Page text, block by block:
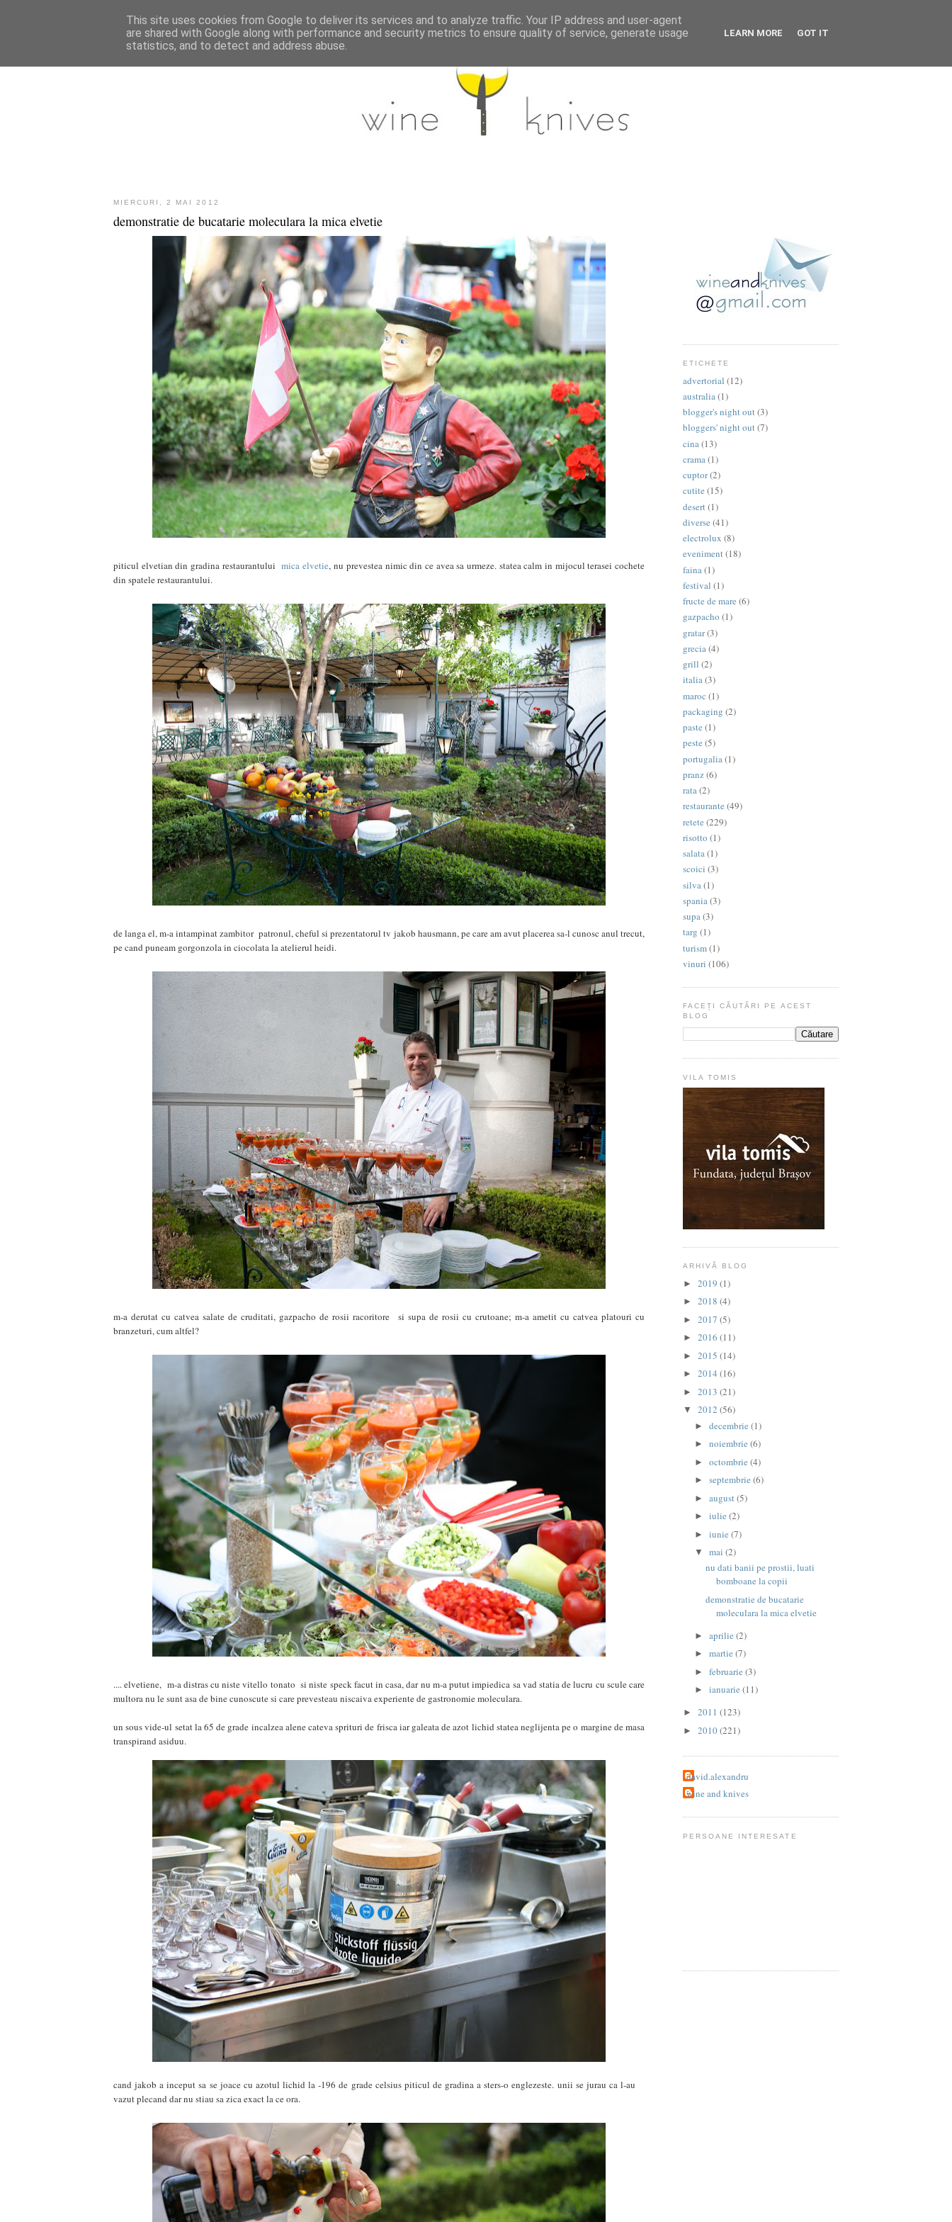
MIERCURI, 2 MAI 2012
demonstratie de bucatarie moleculara la mica elvetie
piticul elvetian din gradina restaurantului mica elvetie, nu prevestea nimic din ce avea sa urmeze. statea calm in mijocul terasei cochete
din spatele restaurantului.
de langa el, m-a intampinat zambitor patronul, cheful si prezentatorul tv jakob hausmann, pe care am avut placerea sa-l cunosc anul trecut,
pe cand puneam gorgonzola in ciocolata la atelierul heidi.
m-a derutat cu catvea salate de cruditati, gazpacho de rosii racoritore si supa de rosii cu crutoane; m-a ametit cu catvea platouri cu
branzeturi, cum altfel?
.... elvetiene, m-a distras cu niste vitello tonato si niste speck facut in casa, dar nu m-a putut impiedica sa vad statia de lucru cu scule care
multora nu le sunt asa de bine cunoscute si care prevesteau niscaiva experiente de gastronomie moleculara.
un sous vide-ul setat la 65 de grade incalzea alene cateva sprituri de frisca iar galeata de azot lichid statea neglijenta pe o margine de masa
transpirand asiduu.
cand jakob a inceput sa se joace cu azotul lichid la -196 de grade celsius piticul de gradina a sters-o englezeste. unii se jurau ca l-au
vazut plecand dar nu stiau sa zica exact la ce ora.
ETICHETE
advertorial (12)
australia(1)
blogger's night out(3)
bloggers' night out(7)
cina (13)
crama(1)
cuptor(2)
cutite (15)
desert (1)
diverse (41)
electrolux (8)
eveniment(18)
faina (1)
festival (1)
fructe de mare (6)
gazpacho (1)
gratar(3)
grecia(4)
grill (2)
italia(3)
maroc (1)
packaging (2)
paste (1)
peste (5)
portugalia (1)
pranz(6)
rata(2)
restaurante (49)
retete (229)
risotto (1)
salata(1)
scoici (3)
silva (1)
spania(3)
supa(3)
targ (1)
turism(1)
vinuri (106)
FACEȚI CĂUTĂRI PE ACEST
BLOG
VILA TOMIS
ARHIVĂ BLOG
► 2019 (1)
► 2018 (4)
► 2017 (5)
► 2016 (11)
► 2015 (14)
► 2014 (16)
► 2013 (21)
▼ 2012 (56)
► decembrie (1)
► noiembrie (6)
► octombrie (4)
► septembrie (6)
► august(5)
► iulie (2)
► iunie (7)
▼ mai (2)
nu dati banii pe prostii, luati
bomboane la copii
demonstratie de bucatarie
moleculara la mica elvetie
► aprilie (2)
► martie (7)
► februarie (3)
► ianuarie (11)
► 2011 (123)
► 2010(221)
david.alexandru
wine and knives
PERSOANE INTERESATE
This site uses cookies from Google to deliver its services and to analyze traffic. Your IP address and user-agent
are shared with Google along with performance and security metrics to ensure quality of service, generate usage
statistics, and to detect and address abuse.
LEARN MORE GOT IT